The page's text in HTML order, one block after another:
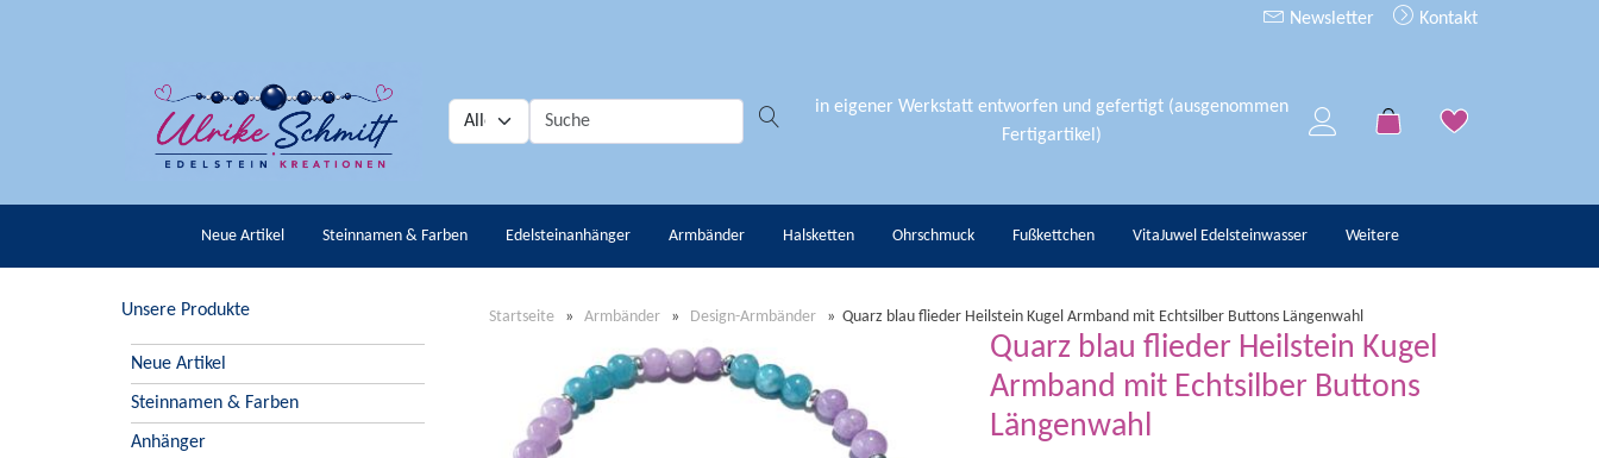
Newsletter Kontakt
in eigener Werkstatt entworfen und gefertigt (ausgenommen
Fertigartikel)
Neue Artikel Steinnamen & Farben Edelsteinanhänger Armbänder Halsketten Ohrschmuck Fußkettchen VitaJuwel Edelsteinwasser Weitere
Unsere Produkte
Neue Artikel
Steinnamen & Farben
Anhänger
Startseite » Armbänder » Design-Armbänder » Quarz blau flieder Heilstein Kugel Armband mit Echtsilber Buttons Längenwahl
Quarz blau flieder Heilstein Kugel
Armband mit Echtsilber Buttons
Längenwahl